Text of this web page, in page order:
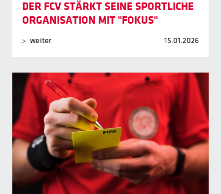
DER FCV STÄRKT SEINE SPORTLICHE
ORGANISATION MIT "FOKUS"
weiter 15.01.2026